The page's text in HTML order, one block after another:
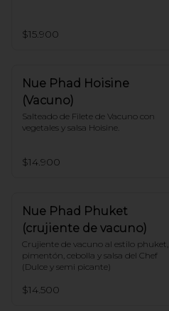
$15.900
Nue Phad Hoisine
(Vacuno)
Salteado de Filete de Vacuno con
vegetales y salsa Hoisine.
$14.900
Nue Phad Phuket
(crujiente de vacuno)
Crujiente de vacuno al estilo phuket,
pimentón, cebolla y salsa del Chef
(Dulce y semi picante)
$14.500